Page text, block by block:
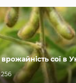
сої в
256